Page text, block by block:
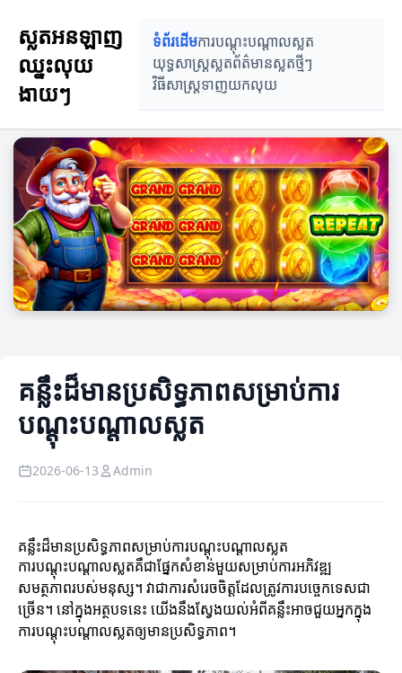
ស្លតអនឡាញ
ឈ្នះលុយ
ងាយៗ
ទំព័រដើមការបណ្តុះបណ្តាលស្លត
យុទ្ធសាស្ត្រស្លតព័ត៌មានស្លតថ្មីៗ
វិធីសាស្ត្រទាញយកលុយ
គន្លឹះដ៏មានប្រសិទ្ធភាពសម្រាប់ការ
បណ្តុះបណ្តាលស្លត
2026-06-13 Admin
គន្លឹះដ៏មានប្រសិទ្ធភាពសម្រាប់ការបណ្តុះបណ្តាលស្លត
ការបណ្តុះបណ្តាលស្លតគឺជាផ្នែកសំខាន់មួយសម្រាប់ការអភិវឌ្ឍ
សមត្ថភាពរបស់មនុស្ស។ វាជាការសំរេចចិត្តដែលត្រូវការបច្ចេកទេសជា
ច្រើន។ នៅក្នុងអត្ថបទនេះ យើងនឹងស្វែងយល់អំពីគន្លឹះអាចជួយអ្នកក្នុង
ការបណ្តុះបណ្តាលស្លតឲ្យមានប្រសិទ្ធភាព។